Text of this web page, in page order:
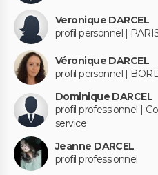
Veronique DARCEL
profil personnel |
Véronique DARCEL
profil personnel |
Dominique DARCEL
profil professionnel |
service
Jeanne DARCEL
profil professionnel